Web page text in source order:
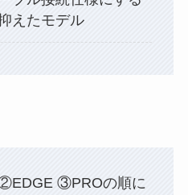
えたモデル
③PROの順に